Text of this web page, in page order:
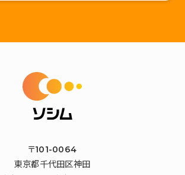
〒101-0064
東京都千代田区神田